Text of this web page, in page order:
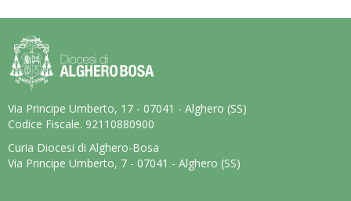
Via Principe Umberto, 17 - 07041 - Alghero (SS)
Codice Fiscale. 92110880900
Curia Diocesi di Alghero-Bosa
Via Principe Umberto, 7 - 07041 - Alghero (SS)